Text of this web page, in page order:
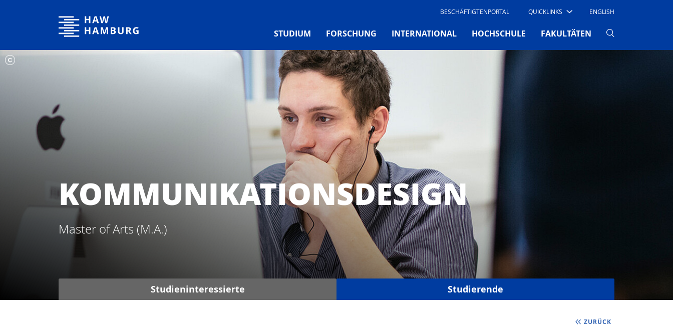
Hochschule für Angewandte Wissenschaften Hamburg BESCHÄFTIGTENPORTAL QUICKLINKS ENGLISH
STUDIUM FORSCHUNG INTERNATIONAL HOCHSCHULE FAKULTÄTEN
KOMMUNIKATIONSDESIGN
Master of Arts (M.A.)
Studieninteressierte Studierende
ZURÜCK